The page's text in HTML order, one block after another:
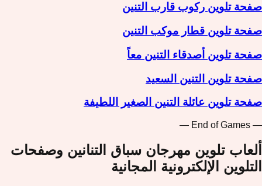
صفحة تلوين ركوب قارب التنين
صفحة تلوين قطار موكب التنين
صفحة تلوين أصدقاء التنين معاً
صفحة تلوين التنين السعيد
صفحة تلوين عائلة التنين الصغير اللطيفة
— End of Games —
ألعاب تلوين مهرجان سباق التنانين وصفحات
التلوين الإلكترونية المجانية